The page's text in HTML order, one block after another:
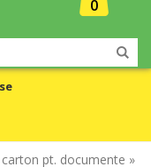
0
pt. documente »